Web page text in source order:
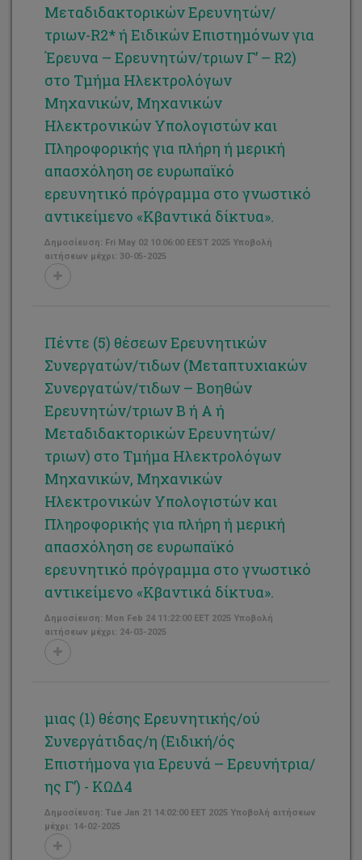
Μεταδιδακτορικών Ερευνητών/
τριων-R2* ή Ειδικών Επιστημόνων για
Έρευνα – Ερευνητών/τριων Γ’ – R2)
στο Τμήμα Ηλεκτρολόγων
Μηχανικών, Μηχανικών
Ηλεκτρονικών Υπολογιστών και
Πληροφορικής για πλήρη ή μερική
απασχόληση σε ευρωπαϊκό
ερευνητικό πρόγραμμα στο γνωστικό
αντικείμενο «Κβαντικά δίκτυα».
Δημοσίευση: Fri May 02 10:06:00 EEST 2025 Υποβολή
αιτήσεων μέχρι: 30-05-2025
Πέντε (5) θέσεων Ερευνητικών
Συνεργατών/τιδων (Μεταπτυχιακών
Συνεργατών/τιδων – Βοηθών
Ερευνητών/τριων Β ή Α ή
Μεταδιδακτορικών Ερευνητών/
τριων) στο Τμήμα Ηλεκτρολόγων
Μηχανικών, Μηχανικών
Ηλεκτρονικών Υπολογιστών και
Πληροφορικής για πλήρη ή μερική
απασχόληση σε ευρωπαϊκό
ερευνητικό πρόγραμμα στο γνωστικό
αντικείμενο «Κβαντικά δίκτυα».
Δημοσίευση: Mon Feb 24 11:22:00 EET 2025 Υποβολή
αιτήσεων μέχρι: 24-03-2025
μιας (1) θέσης Ερευνητικής/ού
Συνεργάτιδας/η (Ειδική/ός
Επιστήμονα για Ερευνά – Ερευνήτρια/
ης Γ’) - ΚΩΔ4
Δημοσίευση: Tue Jan 21 14:02:00 EET 2025 Υποβολή αιτήσεων
μέχρι: 14-02-2025